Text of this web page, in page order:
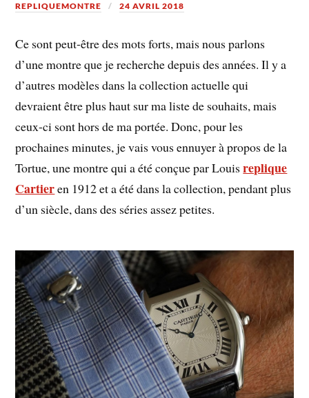
REPLIQUEMONTRE 24 AVRIL 2018
Ce sont peut-être des mots forts, mais nous parlons
d’une montre que je recherche depuis des années. Il y a
d’autres modèles dans la collection actuelle qui
devraient être plus haut sur ma liste de souhaits, mais
ceux-ci sont hors de ma portée. Donc, pour les
prochaines minutes, je vais vous ennuyer à propos de la
Tortue, une montre qui a été conçue par Louisreplique
Cartieren 1912 et a été dans la collection, pendant plus
d’un siècle, dans des séries assez petites.